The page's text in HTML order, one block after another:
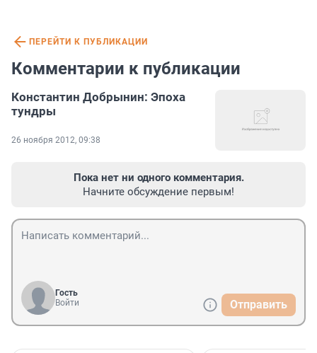
ПЕРЕЙТИ К ПУБЛИКАЦИИ
Комментарии к публикации
Константин Добрынин: Эпоха
тундры
26 ноября 2012, 09:38
Пока нет ни одного комментария.
Начните обсуждение первым!
Гость
Войти
Отправить